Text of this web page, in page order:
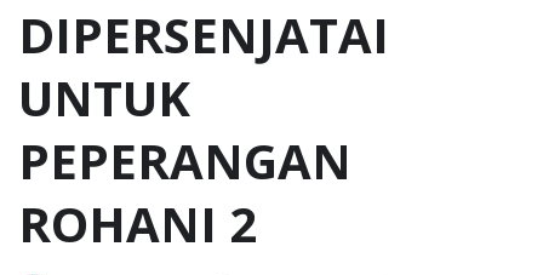
DIPERSENJATAI
UNTUK
PEPERANGAN
ROHANI 2